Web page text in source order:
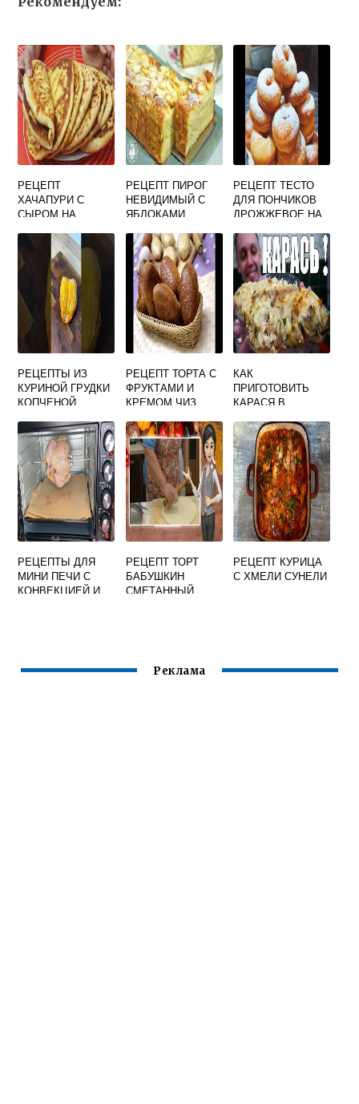
РЕЦЕПТ
ХАЧАПУРИ С
СЫРОМ НА
ДУХОВКЕ
РЕЦЕПТ ПИРОГ
НЕВИДИМЫЙ С
ЯБЛОКАМИ
РЕЦЕПТ ТЕСТО
ДЛЯ ПОНЧИКОВ
ДРОЖЖЕВОЕ НА
РЕЦЕПТЫ ИЗ
КУРИНОЙ ГРУДКИ
КОПЧЕНОЙ
РЕЦЕПТ ТОРТА С
ФРУКТАМИ И
КРЕМОМ ЧИЗ
КАК
ПРИГОТОВИТЬ
КАРАСЯ В
СМЕТАНОЙ
РЕЦЕПТЫ ДЛЯ
МИНИ ПЕЧИ С
КОНВЕКЦИЕЙ И
РЕЦЕПТ ТОРТ
БАБУШКИН
СМЕТАННЫЙ
РЕЦЕПТ КУРИЦА
С ХМЕЛИ СУНЕЛИ
Реклама